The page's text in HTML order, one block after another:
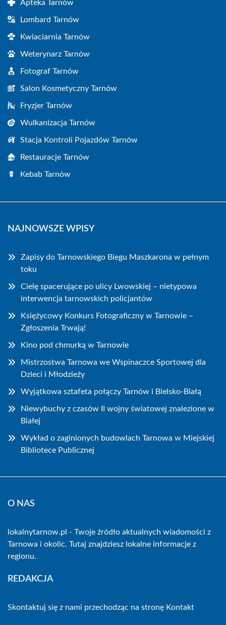
Apteka Tarnów
Lombard Tarnów
Kwiaciarnia Tarnów
Weterynarz Tarnów
Fotograf Tarnów
Salon Kosmetyczny Tarnów
Fryzjer Tarnów
Wulkanizacja Tarnów
Stacja Kontroli Pojazdów Tarnów
Restauracje Tarnów
Kebab Tarnów
NAJNOWSZE WPISY
Zapisy do Tarnowskiego Biegu Maszkarona w pełnym
toku
Cielę spacerujące po ulicy Lwowskiej – nietypowa
interwencja tarnowskich policjantów
Księżycowy Konkurs Fotograficzny w Tarnowie –
Zgłoszenia Trwają!
Kino pod chmurką w Tarnowie
Mistrzostwa Tarnowa we Wspinaczce Sportowej dla
Dzieci i Młodzieży
Wyjątkowa sztafeta połączy Tarnów i Bielsko-Białą
Niewybuchy z czasów II wojny światowej znalezione w
Białej
Wykład o zaginionych budowlach Tarnowa w Miejskiej
Bibliotece Publicznej
O NAS
lokalnytarnow.pl - Twoje źródło aktualnych wiadomości z
Tarnowa i okolic. Tutaj znajdziesz lokalne informacje z
regionu.
REDAKCJA
Skontaktuj się z nami przechodząc na stronę Kontakt